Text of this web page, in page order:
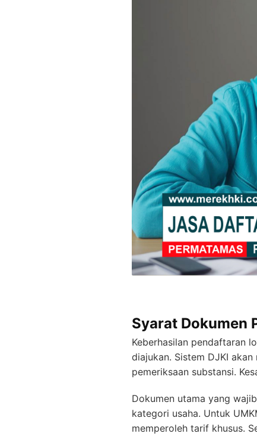
Syarat Dokumen
Keberhasilan pendaftaran
diajukan. Sistem DJKI
pemeriksaan substansi.
Dokumen utama yang
kategori usaha. Untuk
memperoleh tarif khusus.